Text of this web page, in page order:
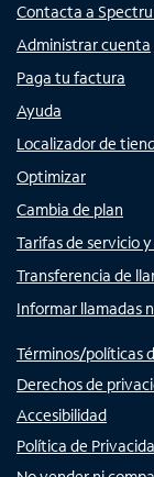
Contacta a
Administrar cuenta
Paga tu factura
Ayuda
Localizador de
Optimizar
Cambia de plan
Tarifas de servicio
Transferencia de
Informar llamadas
Términos/políticas
Derechos de
Accesibilidad
Política de